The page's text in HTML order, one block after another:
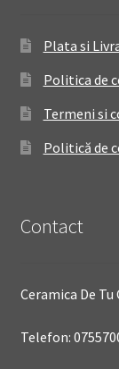
Plata si
Politica de
Termeni si
Politică de
Contact
Ceramica De
Telefon: